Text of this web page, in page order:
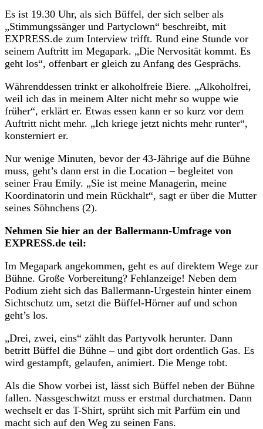
Es ist 19.30 Uhr, als sich Büffel, der sich selber als
„Stimmungssänger und Partyclown“ beschreibt, mit
EXPRESS.de zum Interview trifft. Rund eine Stunde vor
seinem Auftritt im Megapark. „Die Nervosität kommt. Es
geht los“, offenbart er gleich zu Anfang des Gesprächs.
Währenddessen trinkt er alkoholfreie Biere. „Alkoholfrei,
weil ich das in meinem Alter nicht mehr so wuppe wie
früher“, erklärt er. Etwas essen kann er so kurz vor dem
Auftritt nicht mehr. „Ich kriege jetzt nichts mehr runter“,
konsterniert er.
Nur wenige Minuten, bevor der 43-Jährige auf die Bühne
muss, geht’s dann erst in die Location – begleitet von
seiner Frau Emily. „Sie ist meine Managerin, meine
Koordinatorin und mein Rückhalt“, sagt er über die Mutter
seines Söhnchens (2).
Nehmen Sie hier an der Ballermann-Umfrage von
EXPRESS.de teil:
Im Megapark angekommen, geht es auf direktem Wege zur
Bühne. Große Vorbereitung? Fehlanzeige! Neben dem
Podium zieht sich das Ballermann-Urgestein hinter einem
Sichtschutz um, setzt die Büffel-Hörner auf und schon
geht’s los.
„Drei, zwei, eins“ zählt das Partyvolk herunter. Dann
betritt Büffel die Bühne – und gibt dort ordentlich Gas. Es
wird gestampft, gelaufen, animiert. Die Menge tobt.
Als die Show vorbei ist, lässt sich Büffel neben der Bühne
fallen. Nassgeschwitzt muss er erstmal durchatmen. Dann
wechselt er das T-Shirt, sprüht sich mit Parfüm ein und
macht sich auf den Weg zu seinen Fans.